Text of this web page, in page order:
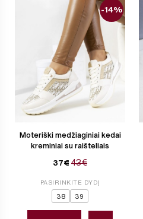
Moteriški medžiaginiai kedai
kreminiai su raišteliais
37€ 43€
-14%
PASIRINKITE DYDĮ
38 39